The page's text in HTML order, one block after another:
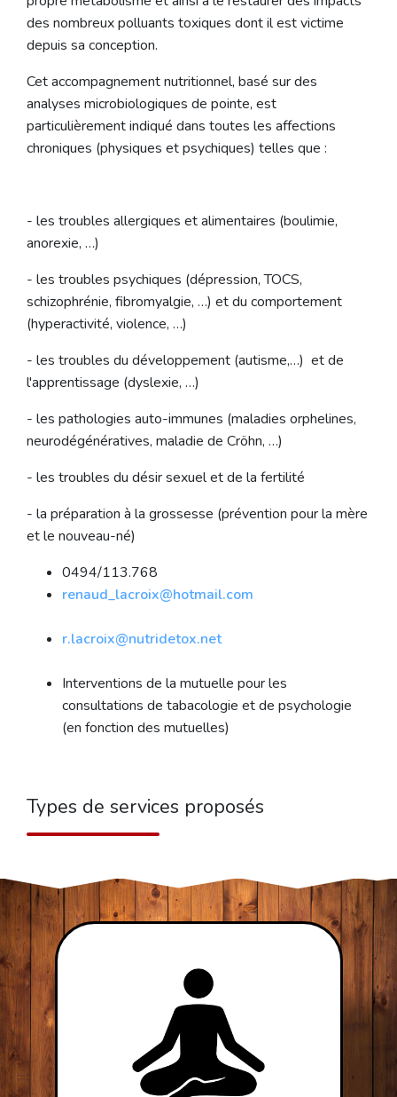
des nombreux polluants toxiques dont il est victime
depuis sa conception.
Cet accompagnement nutritionnel, basé sur des
analyses microbiologiques de pointe, est
particulièrement indiqué dans toutes les affections
chroniques (physiques et psychiques) telles que :
- les troubles allergiques et alimentaires (boulimie,
anorexie, …)
- les troubles psychiques (dépression, TOCS,
schizophrénie, fibromyalgie, …) et du comportement
(hyperactivité, violence, …)
- les troubles du développement (autisme,…) et de
l'apprentissage (dyslexie, …)
- les pathologies auto-immunes (maladies orphelines,
neurodégénératives, maladie de Cröhn, …)
- les troubles du désir sexuel et de la fertilité
- la préparation à la grossesse (prévention pour la mère
et le nouveau-né)
0494/113.768
renaud_lacroix@hotmail.com
r.lacroix@nutridetox.net
Interventions de la mutuelle pour les
consultations de tabacologie et de psychologie
(en fonction des mutuelles)
Types de services proposés